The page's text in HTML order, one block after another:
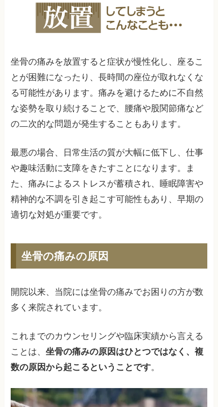
坐骨の痛みを放置すると症状が慢性化し、座るこ
とが困難になったり、長時間の座位が取れなくな
る可能性があります。痛みを避けるために不自然
な姿勢を取り続けることで、腰痛や股関節痛など
の二次的な問題が発生することもあります。
最悪の場合、日常生活の質が大幅に低下し、仕事
や趣味活動に支障をきたすことになります。ま
た、痛みによるストレスが蓄積され、睡眠障害や
精神的な不調を引き起こす可能性もあり、早期の
適切な対処が重要です。
坐骨の痛みの原因
開院以来、当院には坐骨の痛みでお困りの方が数
多く来院されています。
これまでのカウンセリングや臨床実績から言える
ことは、坐骨の痛みの原因はひとつではなく、複
数の原因から起こるということです。